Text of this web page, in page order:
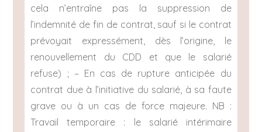
cela n’entraîne pas la suppression de
l’indemnité de fin de contrat, sauf si le contrat
prévoyait expressément, dès l’origine, le
renouvellement du CDD et que le salarié
refuse) ; – En cas de rupture anticipée du
contrat due à l’initiative du salarié, à sa faute
grave ou à un cas de force majeure. NB :
Travail temporaire : le salarié intérimaire